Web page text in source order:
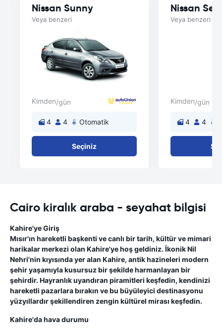
Nissan Sunny
Veya benzeri
Kimden/gün
4 4 Otomatik
Seçiniz
Nissan
Veya benzeri
Kimden/gün
4 4
Cairo kiralık araba - seyahat bilgisi
Kahire'ye Giriş
Mısır'ın hareketli başkenti ve canlı bir tarih, kültür ve mimari
harikalar merkezi olan Kahire'ye hoş geldiniz. İkonik Nil
Nehri'nin kıyısında yer alan Kahire, antik hazineleri modern
şehir yaşamıyla kusursuz bir şekilde harmanlayan bir
şehirdir. Hayranlık uyandıran piramitleri keşfedin, kendinizi
hareketli pazarlara bırakın ve bu büyüleyici destinasyonu
yüzyıllardır şekillendiren zengin kültürel mirası keşfedin.
Kahire'da hava durumu